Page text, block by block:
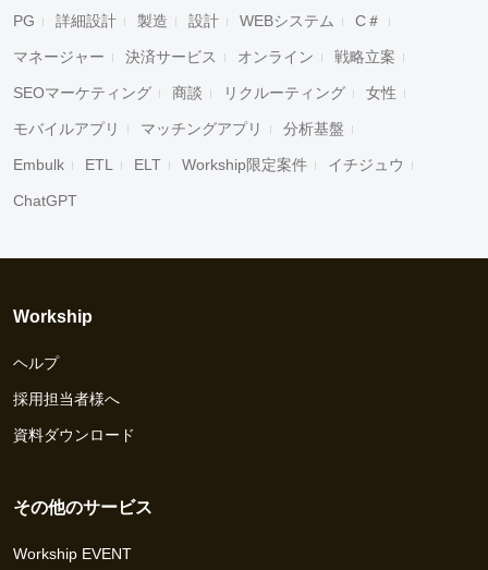
PG 詳細設計 製造 設計 WEBシステム C＃
マネージャー 決済サービス オンライン 戦略立案
SEOマーケティング 商談 リクルーティング 女性
モバイルアプリ マッチングアプリ 分析基盤
Embulk ETL ELT Workship限定案件 イチジュウ
ChatGPT
Workship
ヘルプ
採用担当者様へ
資料ダウンロード
その他のサービス
Workship EVENT